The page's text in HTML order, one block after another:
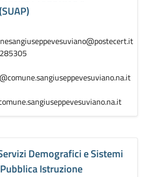
Demografici e Sistemi
Istruzione